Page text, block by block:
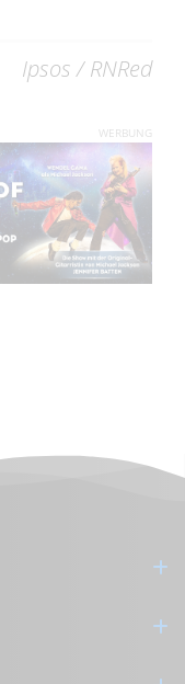
Ipsos / RNRed
WERBUNG